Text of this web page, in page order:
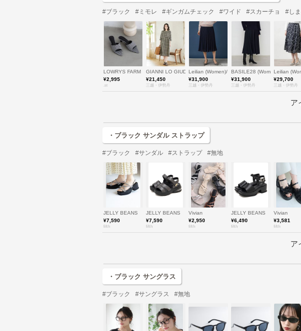
#ブラック #ミモレ #ギンガムチェック #ワイド #スカーチョ #し
LOWRYS FARM
¥2,995
.st
GIANNI LO GIUDICE(Women/小さいサイズ)/ジャンニロジュディチ
¥21,450
三越・伊勢丹
Leilian (Women)/レリアン
¥31,900
三越・伊勢丹
BASILE28 (Women)/バジーレ
¥31,900
三越・伊勢丹
Leilian
¥29,700
三越・伊勢丹
ア
・ブラック サンダル ストラップ
#ブラック #サンダル #ストラップ #無地
JELLY BEANS
¥7,590
fifth
JELLY BEANS
¥7,590
fifth
Vivian
¥2,950
fifth
JELLY BEANS
¥6,490
fifth
Vivian
¥3,581
fifth
ア
・ブラック サングラス
#ブラック #サングラス #無地